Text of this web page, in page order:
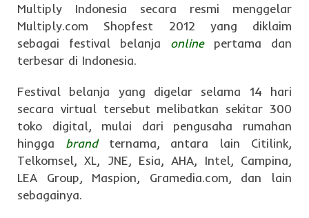
Multiply Indonesia secara resmi menggelar
Multiply.com Shopfest 2012 yang diklaim
sebagai festival belanja onlinepertama dan
terbesar di Indonesia.
Festival belanja yang digelar selama 14 hari
secara virtual tersebut melibatkan sekitar 300
toko digital, mulai dari pengusaha rumahan
hingga brandternama, antara lain Citilink,
Telkomsel, XL, JNE, Esia, AHA, Intel, Campina,
LEA Group, Maspion, Gramedia.com, dan lain
sebagainya.